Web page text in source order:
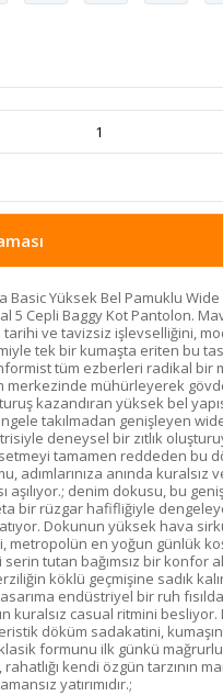
Basic Yüksek Bel Pamuklu
5 Cepli Baggy Kot Pantolon.
tarihi ve tavizsiz işlevselliğini,
tek bir kumaşta eriten bu
tüm ezberleri radikal bir
merkezinde mühürleyerek
kazandıran yüksek bel
takılmadan genişleyen
deneysel bir zıtlık
tamamen reddeden bu
adımlarınıza anında kuralsız
aşılıyor.; denim dokusu, bu
bir rüzgar hafifliğiyle
Dokunun yüksek hava
metropolün en yoğun günlük
tutan bağımsız bir konfor
köklü geçmişine sadık
endüstriyel bir ruh
kuralsız casual ritmini besliyor.
döküm sadakatini,
formunu ilk günkü
rahatlığı kendi özgün tarzının
yatırımıdır.;